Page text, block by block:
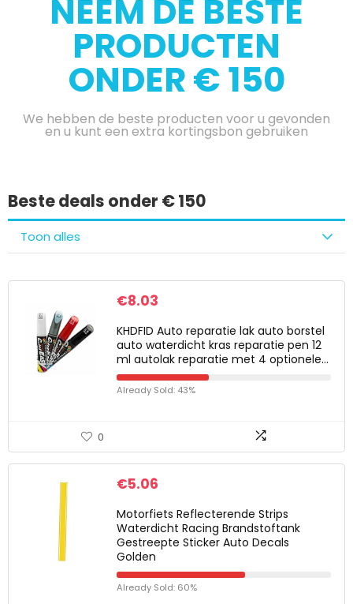
NEEM DE BESTE
PRODUCTEN
ONDER € 150
We hebben de beste producten voor u gevonden
en u kunt een extra kortingsbon gebruiken
Beste deals onder € 150
Toon alles
€8.03
KHDFID Auto reparatie lak auto borstel
auto waterdicht kras reparatie pen 12
ml autolak reparatie met 4 optionele…
Already Sold: 43%
0
€5.06
Motorfiets Reflecterende Strips
Waterdicht Racing Brandstoftank
Gestreepte Sticker Auto Decals
Golden
Already Sold: 60%